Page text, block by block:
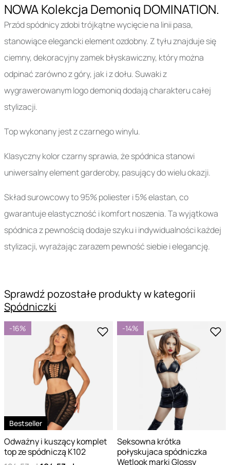
NOWA Kolekcja Demoniq DOMINATION.
Przód spódnicy zdobi trójkątne wycięcie na linii pasa,
stanowiące elegancki element ozdobny. Z tyłu znajduje się
ciemny, dekoracyjny zamek błyskawiczny, który można
odpinać zarówno z góry, jak i z dołu. Suwaki z
wygrawerowanym logo demoniq dodają charakteru całej
stylizacji.
Top wykonany jest z czarnego winylu.
Klasyczny kolor czarny sprawia, że spódnica stanowi
uniwersalny element garderoby, pasujący do wielu okazji.
Skład surowcowy to 95% poliester i 5% elastan, co
gwarantuje elastyczność i komfort noszenia. Ta wyjątkowa
spódnica z pewnością dodaje szyku i indywidualności każdej
stylizacji, wyrażając zarazem pewność siebie i elegancję.
Sprawdź pozostałe produkty w kategorii
Spódniczki
-16%
Bestseller
Odważny i kuszący komplet
top ze spódniczą K102
-14%
Seksowna krótka
połyskujaca spódniczka
Wetlook marki Glossy